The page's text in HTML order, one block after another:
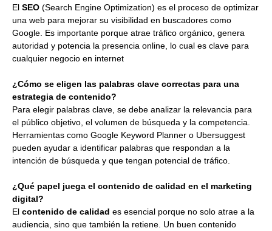
El SEO (Search Engine Optimization) es el proceso de optimizar
una web para mejorar su visibilidad en buscadores como
Google. Es importante porque atrae tráfico orgánico, genera
autoridad y potencia la presencia online, lo cual es clave para
cualquier negocio en internet
¿Cómo se eligen las palabras clave correctas para una
estrategia de contenido?
Para elegir palabras clave, se debe analizar la relevancia para
el público objetivo, el volumen de búsqueda y la competencia.
Herramientas como Google Keyword Planner o Ubersuggest
pueden ayudar a identificar palabras que respondan a la
intención de búsqueda y que tengan potencial de tráfico.
¿Qué papel juega el contenido de calidad en el marketing
digital?
El contenido de calidad es esencial porque no solo atrae a la
audiencia, sino que también la retiene. Un buen contenido